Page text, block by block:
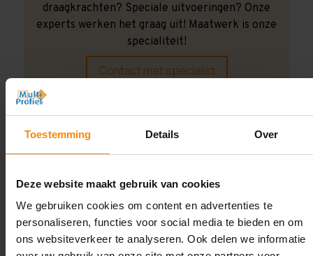
Toestemming Details Over
Deze website maakt gebruik van cookies
We gebruiken cookies om content en advertenties te
personaliseren, functies voor social media te bieden en om
ons websiteverkeer te analyseren. Ook delen we informatie
draagkrachten? Speciale uitvoeringen? Onze
experts werken het graag uit! Maatwerk is onze
specialiteit!
Contact met specialist
Montage uitbesteden?
Laat ons het doen!